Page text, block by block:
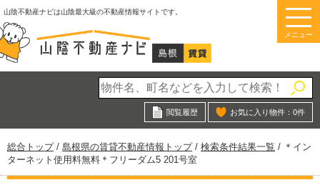
このページの本文へ
山陰不動産ナビは山陰最大級の不動産情報サイトです。
メニュー
閲覧履歴 お気に入り物件： 0件
現
在
の
総合トップ/ 島根県の賃貸不動産情報トップ/ 検索条件結果一覧 / ＊イン
ターネット使用料無料＊フリーダム5 201号室